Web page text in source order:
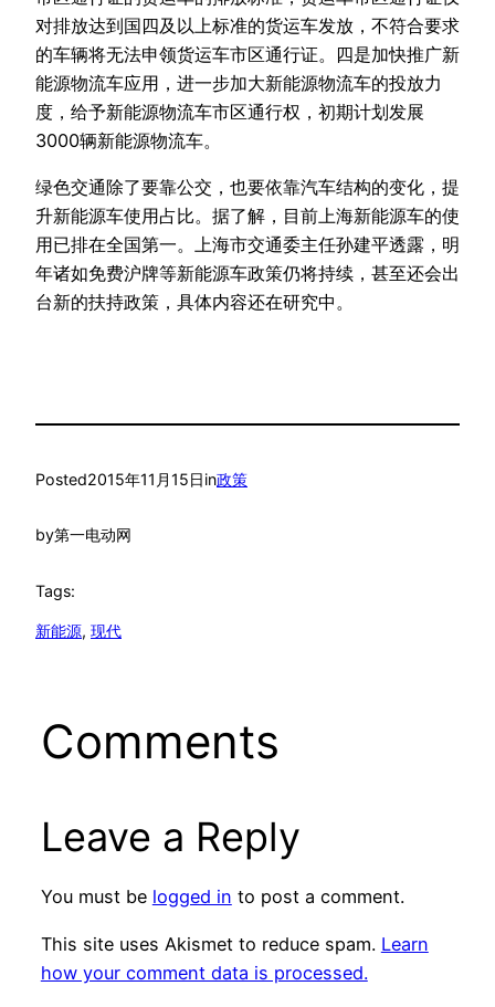
对排放达到国四及以上标准的货运车发放，不符合要求
的车辆将无法申领货运车市区通行证。四是加快推广新
能源物流车应用，进一步加大新能源物流车的投放力
度，给予新能源物流车市区通行权，初期计划发展
3000辆新能源物流车。
绿色交通除了要靠公交，也要依靠汽车结构的变化，提
升新能源车使用占比。据了解，目前上海新能源车的使
用已排在全国第一。上海市交通委主任孙建平透露，明
年诸如免费沪牌等新能源车政策仍将持续，甚至还会出
台新的扶持政策，具体内容还在研究中。
Posted2015年11月15日in政策
by第一电动网
Tags:
新能源, 现代
Comments
Leave a Reply
You must be logged in to post a comment.
This site uses Akismet to reduce spam. Learn
how your comment data is processed.